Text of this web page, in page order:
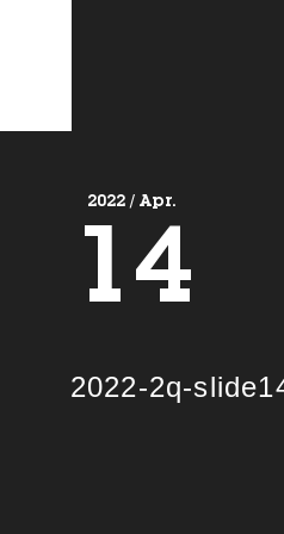
2022 / Apr.
14
2022-2q-